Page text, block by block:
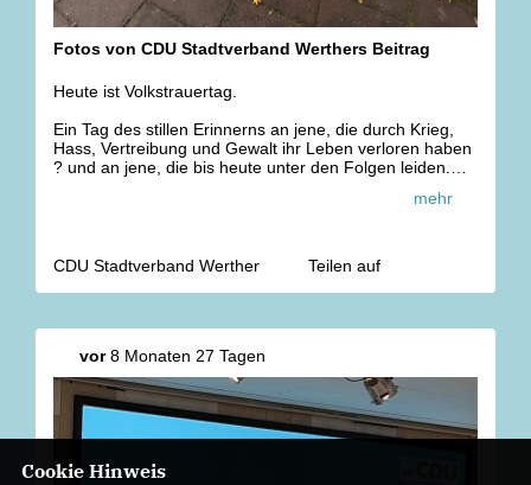
Fotos von CDU Stadtverband Werthers Beitrag
Heute ist Volkstrauertag.
Ein Tag des stillen Erinnerns an jene, die durch Krieg,
Hass, Vertreibung und Gewalt ihr Leben verloren haben
? und an jene, die bis heute unter den Folgen leiden.
Wir tragen Verantwortung dafür, aus der Vergangenheit
die Fehler der Geschichte nicht wiederholen.
mehr
CDU Stadtverband Werther Teilen auf
vor8 Monaten 27 Tagen
Cookie Hinweis